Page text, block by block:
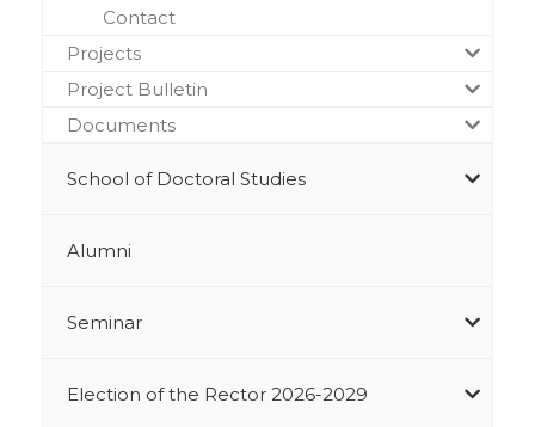
Contact
Projects
Project Bulletin
Documents
School of Doctoral Studies
Alumni
Seminar
Election of the Rector 2026-2029